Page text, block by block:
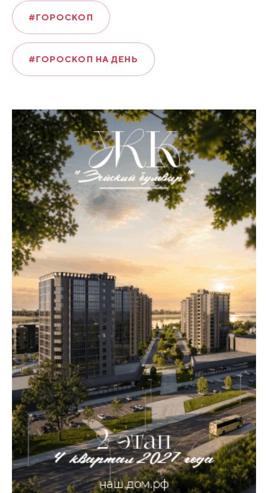
#ГОРОСКОП
#ГОРОСКОП НА ДЕНЬ